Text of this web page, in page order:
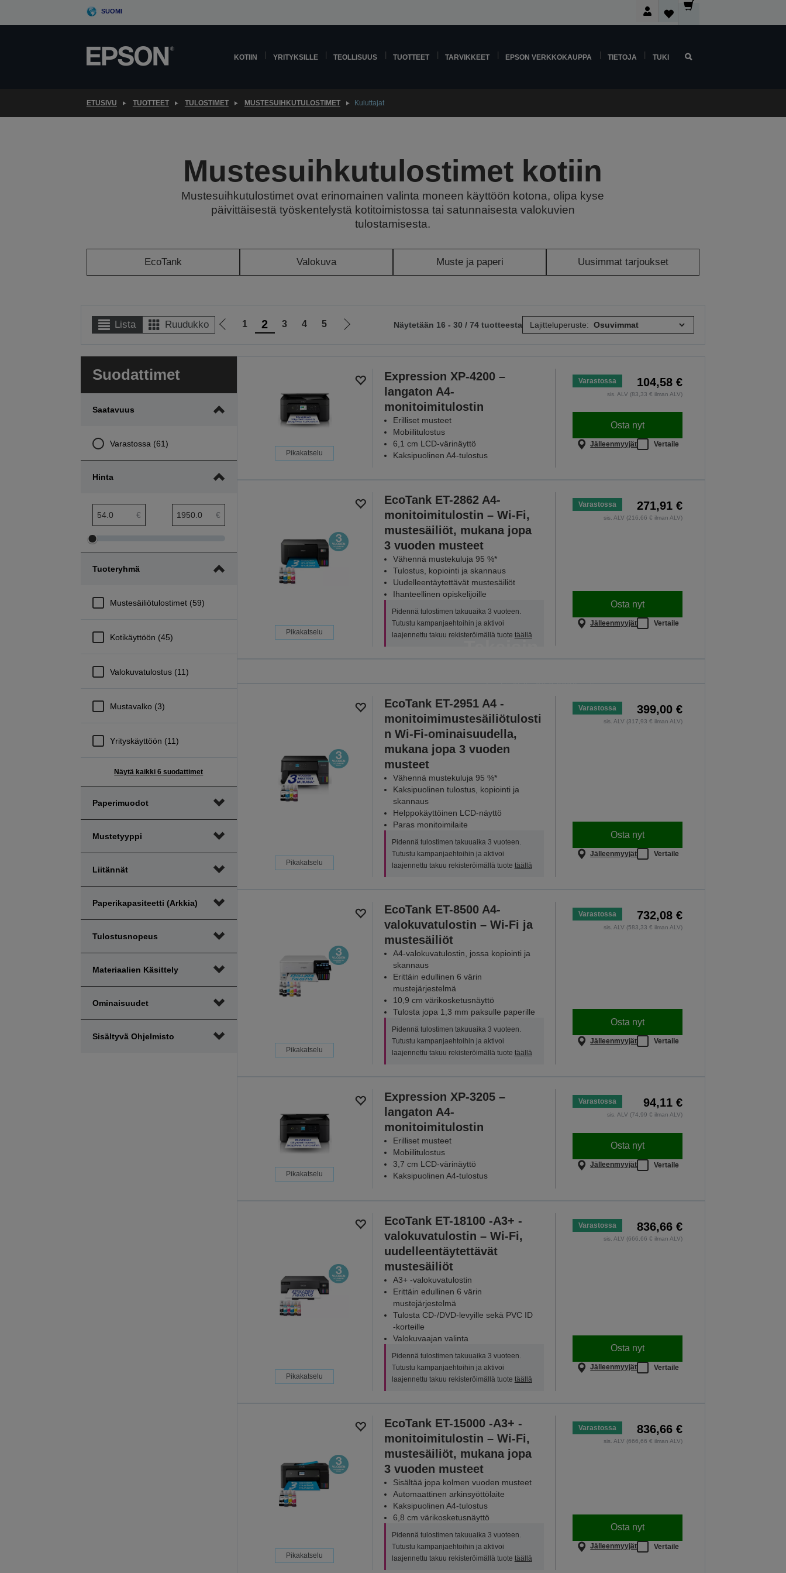
SUOMI
KOTIIN YRITYKSILLE TEOLLISUUS TUOTTEET TARVIKKEET EPSON VERKKOKAUPPA TIETOJA TUKI
ETUSIVU TUOTTEET TULOSTIMET MUSTESUIHKUTULOSTIMET Kuluttajat
Mustesuihkutulostimet kotiin
Mustesuihkutulostimet ovat erinomainen valinta moneen käyttöön kotona, olipa kyse
päivittäisestä työskentelystä kotitoimistossa tai satunnaisesta valokuvien
tulostamisesta.
EcoTank Valokuva Muste ja paperi Uusimmat tarjoukset
Lista Ruudukko
Siirry
sivulle
1 2 3 4 5
Siirry
Näytetään 16 - 30 / 74 tuotteesta Lajitteluperuste:
Suodattimet
Saatavuus
Varastossa (61)
Hinta
€ €
Säädä
pienintä
Säädä
suurinta
Tuoteryhmä
Mustesäiliötulostimet (59)
Kotikäyttöön (45)
Valokuvatulostus (11)
Mustavalko (3)
Yrityskäyttöön (11)
Näytä kaikki 6 suodattimet
Paperimuodot
Mustetyyppi
Liitännät
Paperikapasiteetti (arkkia)
Tulostusnopeus
Materiaalien Käsittely
Ominaisuudet
Sisältyvä Ohjelmisto
Pikakatselu
Expression XP-4200 –
langaton A4-
monitoimitulostin
Erilliset musteet
Mobiilitulostus
6,1 cm LCD-värinäyttö
Kaksipuolinen A4-tulostus
Varastossa 104,58 €
sis. ALV (83,33 € ilman ALV)
Osta nyt
Jälleenmyyjät Vertaile
Pikakatselu
EcoTank ET-2862 A4-
monitoimitulostin – Wi-Fi,
mustesäiliöt, mukana jopa
3 vuoden musteet
Vähennä mustekuluja 95 %*
Tulostus, kopiointi ja skannaus
Uudelleentäytettävät mustesäiliöt
Ihanteellinen opiskelijoille
Pidennä tulostimen takuuaika 3 vuoteen.
Tutustu kampanjaehtoihin ja aktivoi
laajennettu takuu rekisteröimällä tuote täällä
Varastossa 271,91 €
sis. ALV (216,66 € ilman ALV)
Osta nyt
Jälleenmyyjät Vertaile
Takaisin kouluun
KATSO KAIKKI TARJOUKSET
Pikakatselu
EcoTank ET-2951 A4 -
monitoimimustesäiliötulosti
n Wi-Fi-ominaisuudella,
mukana jopa 3 vuoden
musteet
Vähennä mustekuluja 95 %*
Kaksipuolinen tulostus, kopiointi ja
skannaus
Helppokäyttöinen LCD-näyttö
Paras monitoimilaite
Pidennä tulostimen takuuaika 3 vuoteen.
Tutustu kampanjaehtoihin ja aktivoi
laajennettu takuu rekisteröimällä tuote täällä
Varastossa 399,00 €
sis. ALV (317,93 € ilman ALV)
Osta nyt
Jälleenmyyjät Vertaile
Pikakatselu
EcoTank ET-8500 A4-
valokuvatulostin – Wi-Fi ja
mustesäiliöt
A4-valokuvatulostin, jossa kopiointi ja
skannaus
Erittäin edullinen 6 värin
mustejärjestelmä
10,9 cm värikosketusnäyttö
Tulosta jopa 1,3 mm paksulle paperille
Pidennä tulostimen takuuaika 3 vuoteen.
Tutustu kampanjaehtoihin ja aktivoi
laajennettu takuu rekisteröimällä tuote täällä
Varastossa 732,08 €
sis. ALV (583,33 € ilman ALV)
Osta nyt
Jälleenmyyjät Vertaile
Pikakatselu
Expression XP-3205 –
langaton A4-
monitoimitulostin
Erilliset musteet
Mobiilitulostus
3,7 cm LCD-värinäyttö
Kaksipuolinen A4-tulostus
Varastossa 94,11 €
sis. ALV (74,99 € ilman ALV)
Osta nyt
Jälleenmyyjät Vertaile
Pikakatselu
EcoTank ET-18100 -A3+ -
valokuvatulostin – Wi-Fi,
uudelleentäytettävät
mustesäiliöt
A3+ -valokuvatulostin
Erittäin edullinen 6 värin
mustejärjestelmä
Tulosta CD-/DVD-levyille sekä PVC ID
‑korteille
Valokuvaajan valinta
Pidennä tulostimen takuuaika 3 vuoteen.
Tutustu kampanjaehtoihin ja aktivoi
laajennettu takuu rekisteröimällä tuote täällä
Varastossa 836,66 €
sis. ALV (666,66 € ilman ALV)
Osta nyt
Jälleenmyyjät Vertaile
Pikakatselu
EcoTank ET-15000 -A3+ -
monitoimitulostin – Wi-Fi,
mustesäiliöt, mukana jopa
3 vuoden musteet
Sisältää jopa kolmen vuoden musteet
Automaattinen arkinsyöttölaite
Kaksipuolinen A4-tulostus
6,8 cm värikosketusnäyttö
Pidennä tulostimen takuuaika 3 vuoteen.
Tutustu kampanjaehtoihin ja aktivoi
laajennettu takuu rekisteröimällä tuote täällä
Varastossa 836,66 €
sis. ALV (666,66 € ilman ALV)
Osta nyt
Jälleenmyyjät Vertaile